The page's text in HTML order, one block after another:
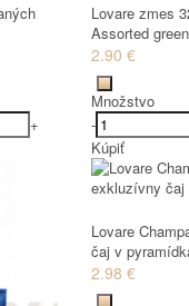
+
Lovare zmes
Assorted
2.90 €
Množstvo
-
Kúpiť
Lovare
čaj v
2.98 €